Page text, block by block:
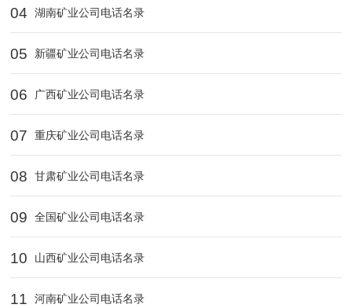
04 湖南矿业公司电话名录
05 新疆矿业公司电话名录
06 广西矿业公司电话名录
07 重庆矿业公司电话名录
08 甘肃矿业公司电话名录
09 全国矿业公司电话名录
10 山西矿业公司电话名录
11 河南矿业公司电话名录